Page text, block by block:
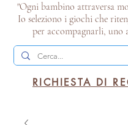
"Ogni bambino attraversa
Io seleziono i giochi che
per accompagnarli, uno
RICHIESTA DI